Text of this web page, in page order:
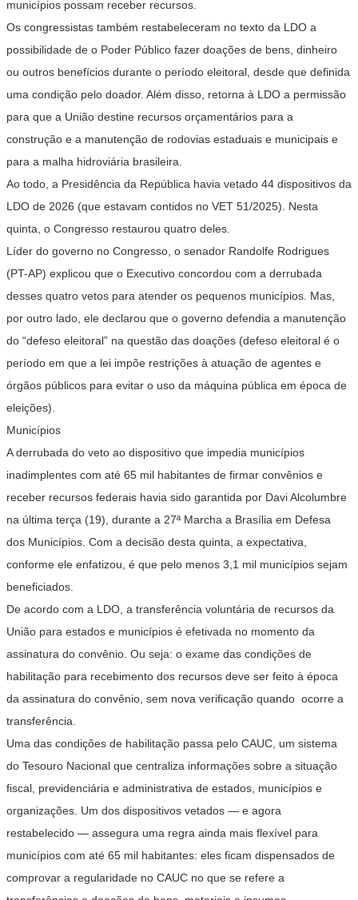
municípios possam receber recursos.
Os congressistas também restabeleceram no texto da LDO a
possibilidade de o Poder Público fazer doações de bens, dinheiro
ou outros benefícios durante o período eleitoral, desde que definida
uma condição pelo doador. Além disso, retorna à LDO a permissão
para que a União destine recursos orçamentários para a
construção e a manutenção de rodovias estaduais e municipais e
para a malha hidroviária brasileira.
Ao todo, a Presidência da República havia vetado 44 dispositivos da
LDO de 2026 (que estavam contidos no VET 51/2025). Nesta
quinta, o Congresso restaurou quatro deles.
Líder do governo no Congresso, o senador Randolfe Rodrigues
(PT-AP) explicou que o Executivo concordou com a derrubada
desses quatro vetos para atender os pequenos municípios. Mas,
por outro lado, ele declarou que o governo defendia a manutenção
do “defeso eleitoral” na questão das doações (defeso eleitoral é o
período em que a lei impõe restrições à atuação de agentes e
órgãos públicos para evitar o uso da máquina pública em época de
eleições).
Municípios
A derrubada do veto ao dispositivo que impedia municípios
inadimplentes com até 65 mil habitantes de firmar convênios e
receber recursos federais havia sido garantida por Davi Alcolumbre
na última terça (19), durante a 27ª Marcha a Brasília em Defesa
dos Municípios. Com a decisão desta quinta, a expectativa,
conforme ele enfatizou, é que pelo menos 3,1 mil municípios sejam
beneficiados.
De acordo com a LDO, a transferência voluntária de recursos da
União para estados e municípios é efetivada no momento da
assinatura do convênio. Ou seja: o exame das condições de
habilitação para recebimento dos recursos deve ser feito à época
da assinatura do convênio, sem nova verificação quando ocorre a
transferência.
Uma das condições de habilitação passa pelo CAUC, um sistema
do Tesouro Nacional que centraliza informações sobre a situação
fiscal, previdenciária e administrativa de estados, municípios e
organizações. Um dos dispositivos vetados — e agora
restabelecido — assegura uma regra ainda mais flexível para
municípios com até 65 mil habitantes: eles ficam dispensados de
comprovar a regularidade no CAUC no que se refere a